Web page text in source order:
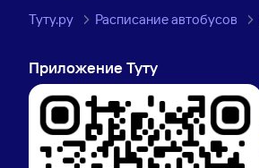
Туту.ру Расписание автобусов
Приложение Туту